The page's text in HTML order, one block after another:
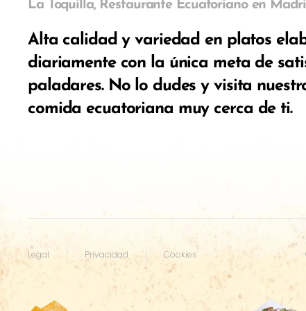
La Toquilla,Restaurante Ecuatoriano en
Alta calidad y variedad en platos
diariamente con la única meta de
paladares. No lo dudes y visita
comida ecuatoriana muy cerca de ti.
Legal Privacidad Cookies